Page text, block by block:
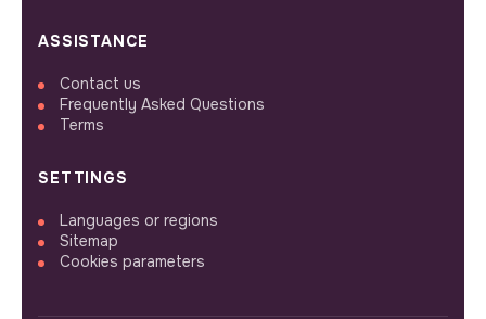
ASSISTANCE
Contact us
Frequently Asked Questions
Terms
SETTINGS
Languages or regions
Sitemap
Cookies parameters